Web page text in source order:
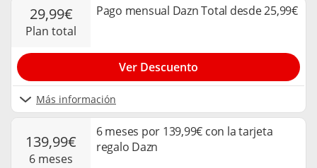
29,99€
plan total
Pago mensual Dazn Total desde 25,99€
Más información
Ver Descuento
139,99€
6 meses
6 meses por 139,99€ con la tarjeta
regalo Dazn